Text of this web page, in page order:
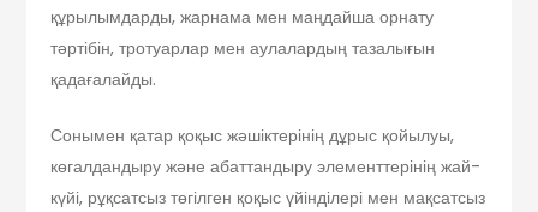
құрылымдарды, жарнама мен маңдайша орнату
тәртібін, тротуарлар мен аулалардың тазалығын
қадағалайды.
Сонымен қатар қоқыс жәшіктерінің дұрыс қойылуы,
көгалдандыру және абаттандыру элементтерінің жай-
күйі, рұқсатсыз төгілген қоқыс үйінділері мен мақсатсыз